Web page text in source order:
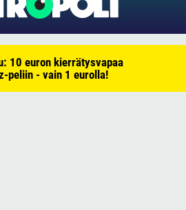
10 euron kierrätysvapaa
peliin - vain 1 eurolla!